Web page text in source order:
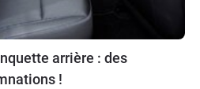
arrière : des
!